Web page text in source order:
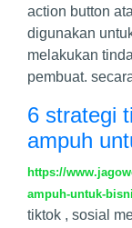
action button
digunakan
melakukan
pembuat.
6 strategi
ampuh
https://
ampuh-untuk-
tiktok , sosial